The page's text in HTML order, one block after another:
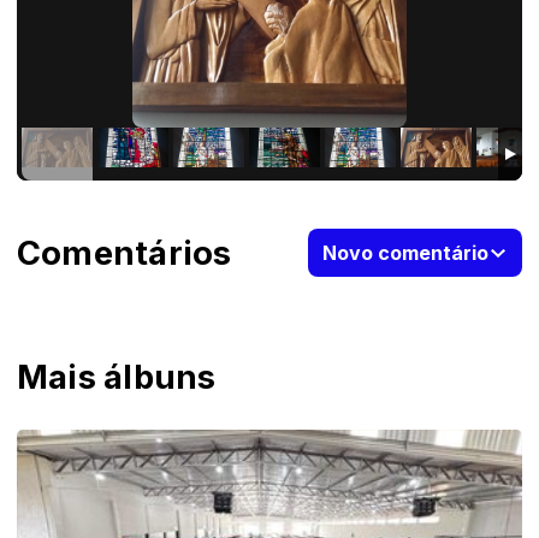
Mais álbuns
Comentários Novo comentário